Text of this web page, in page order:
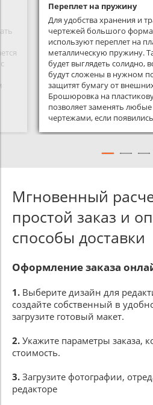
Переплет на пружину
Для удобства хранения и
чертежей большого
используют переплет на
металлическую пружину.
будет выглядеть солидно,
будут сложены в нужном
защитят бумагу от
Брошюровка на
позволяет заменять любые
чертежами, если
Мгновенный
простой заказ и
способы доставки
Оформление заказа
1. Выберите дизайн для
создайте собственный в
загрузите готовый макет.
2. Укажите параметры заказа,
стоимость.
3. Загрузите фотографии,
редакторе